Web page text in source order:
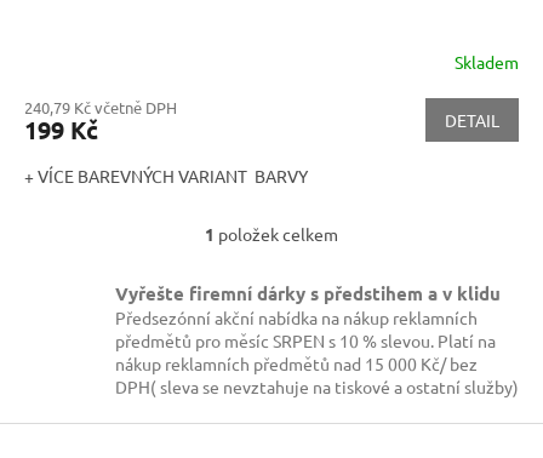
Skladem
240,79 Kč včetně DPH
199 Kč DETAIL
+ VÍCE BAREVNÝCH VARIANT BARVY
O
l
á
d
a
c
p
1 položek celkem
Vyřešte firemní dárky s předstihem a v klidu
Předsezónní akční nabídka na nákup reklamních
předmětů pro měsíc SRPEN s 10 % slevou. Platí na
nákup reklamních předmětů nad 15 000 Kč/ bez
DPH( sleva se nevztahuje na tiskové a ostatní služby)